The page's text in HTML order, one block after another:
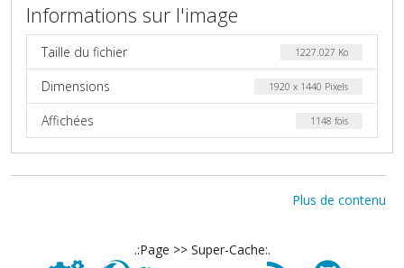
Informations sur l'image
Taille du fichier 1227.027 Ko
Dimensions 1920 x 1440 Pixels
Affichées 1148 fois
Plus de contenu
.:Page >> Super-Cache:.